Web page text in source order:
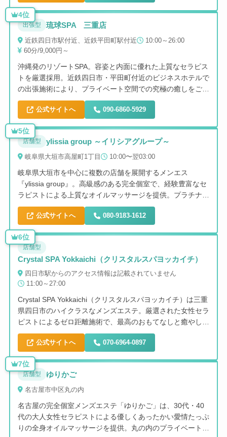
トが在籍しており、自分好みのセラピストを見つけられま
す。
出張型 琉球SPA 三重店
近鉄四日市駅付近、近鉄平田町駅付近
10:00～26:00
60分/9,000円～
沖縄発のリゾートSPA。容姿と内面に優れた上質なセラピス
トを厳選採用。近鉄四日市・平田町付近のビジネスホテルで
の出張施術により、プライベート空間での究極の癒しをご提
供。『おもてなし』の心とセラピストの質にこだわった、大
人の癒しの時間をお楽しみください。
公式サイトへ 090-6860-5929
4位
店舗型 ylissia group ～イリシアグループ～
岐阜県大垣市高屋町1丁目 10:00〜翌03:00
岐阜県大垣市を中心に複数の店舗を展開するメンエス
『ylissia group』。高級感のある完全個室で、経験豊富なセ
ラピストによる上質なオイルマッサージを提供。プラチナ、
ゴールド、シルバーのクラス分けされた優秀なセラピストが
在籍。癒しと美を追求した施術で、リラックス空間を実現し
ます。
公式サイトへ 080-9183-1612
5位
店舗型
Crystal SPA Yokkaichi（クリスタルスパヨッカイチ）
四日市駅からのアクセス情報は記載されていません
11:00～27:00
Crystal SPA Yokkaichi（クリスタルスパヨッカイチ）は三重
県四日市のハイクラスなメンズエステ。厳選された女性セラ
ピストによるゼロ距離施術で、最高のおもてなしと癒やしを
提供します。豊富なコースとオプションで、上質なリラクゼ
ーション体験をお届けします。
公式サイトへ 070-6964-0897
6位
店舗型 ゆりかご
名古屋市中区丸の内
名古屋の完全個室メンズエステ「ゆりかご」は、30代・40
代の大人女性セラピストによる優しくあったかい愛情たっぷ
りの全身オイルマッサージを提供。丸の内のプライベート空
7位